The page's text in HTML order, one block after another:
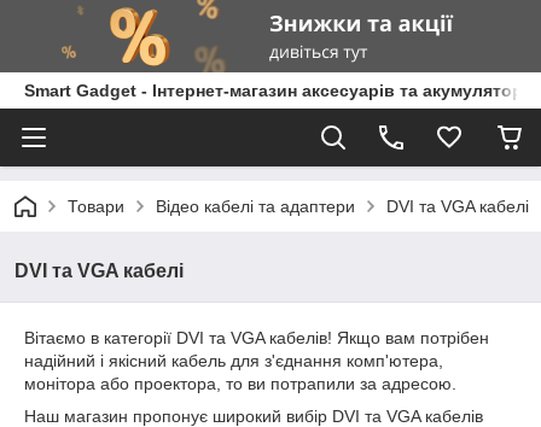
Smart Gadget - Інтернет-магазин аксесуарів та акумуляторів
Товари Відео кабелі та адаптери DVI та VGA кабелі
DVI та VGA кабелі
Вітаємо в категорії DVI та VGA кабелів! Якщо вам потрібен
надійний і якісний кабель для з'єднання комп'ютера,
монітора або проектора, то ви потрапили за адресою.
Наш магазин пропонує широкий вибір DVI та VGA кабелів